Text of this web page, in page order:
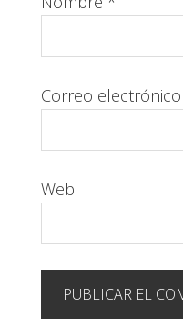
Correo electrónico
Web